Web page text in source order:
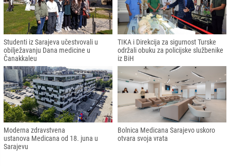
Studenti iz Sarajeva učestvovali u
obilježavanju Dana medicine u
Čanakkaleu
TIKA i Direkcija za sigurnost Turske
održali obuku za policijske službenike
iz BiH
Moderna zdravstvena
ustanova Medicana od 18. juna u
Sarajevu
Bolnica Medicana Sarajevo uskoro
otvara svoja vrata